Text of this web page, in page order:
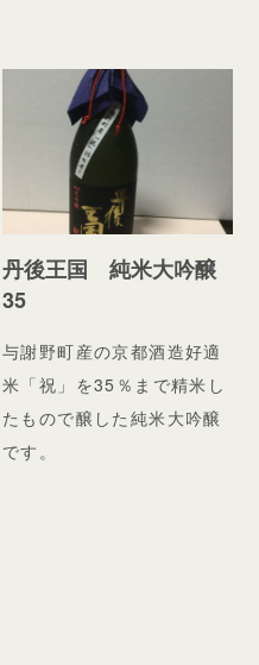
丹後王国 純米大吟醸
35
与謝野町産の京都酒造好適
米「祝」を35％まで精米し
たもので醸した純米大吟醸
です。